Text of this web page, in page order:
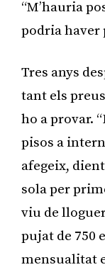
“M’hauria
podria haver
Tres anys
tant els
ho a provar.
pisos a
afegeix,
sola per
viu de
pujat de 750
mensualitat